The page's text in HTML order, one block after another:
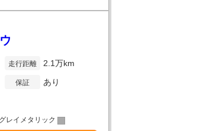
走行距離 2.1万km
保証 あり
レイメタリック